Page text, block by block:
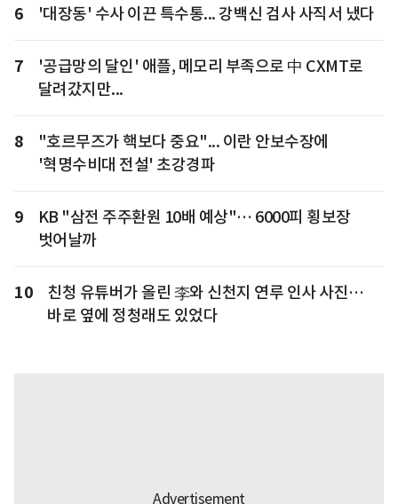
6 '대장동' 수사 이끈 특수통... 강백신 검사 사직서 냈다
7
'공급망의 달인' 애플, 메모리 부족으로 中 CXMT로
달려갔지만...
8
"호르무즈가 핵보다 중요"... 이란 안보수장에
'혁명수비대 전설' 초강경파
9
KB "삼전 주주환원 10배 예상"… 6000피 횡보장
벗어날까
10
친청 유튜버가 올린 李와 신천지 연루 인사 사진…
바로 옆에 정청래도 있었다